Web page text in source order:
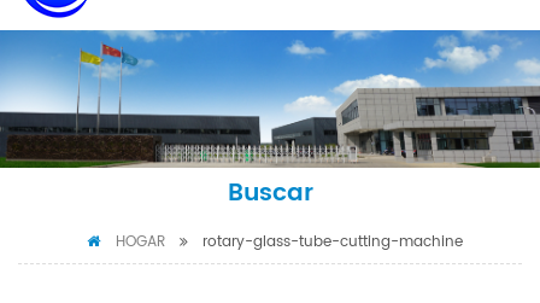
Buscar
HOGAR rotary-glass-tube-cutting-machine